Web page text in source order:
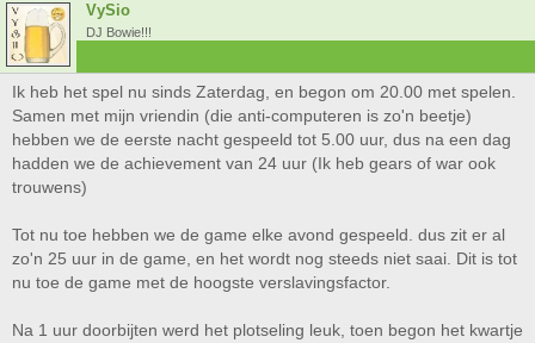
VySio
DJ Bowie!!!
Ik heb het spel nu sinds Zaterdag, en begon om 20.00 met spelen.
Samen met mijn vriendin (die anti-computeren is zo'n beetje)
hebben we de eerste nacht gespeeld tot 5.00 uur, dus na een dag
hadden we de achievement van 24 uur (Ik heb gears of war ook
trouwens)
Tot nu toe hebben we de game elke avond gespeeld. dus zit er al
zo'n 25 uur in de game, en het wordt nog steeds niet saai. Dit is tot
nu toe de game met de hoogste verslavingsfactor.
Na 1 uur doorbijten werd het plotseling leuk, toen begon het kwartje